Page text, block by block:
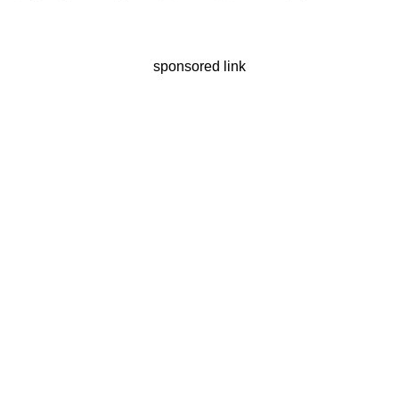
sponsored link